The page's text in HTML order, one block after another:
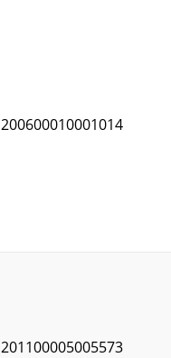
200600010001014
201100005005573